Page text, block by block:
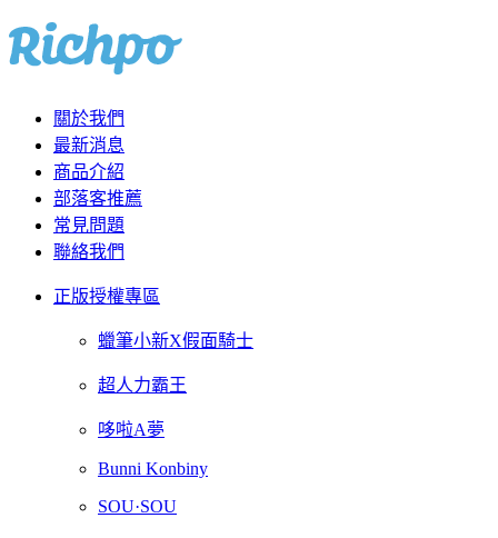
關於我們
最新消息
商品介紹
部落客推薦
常見問題
聯絡我們
正版授權專區
蠟筆小新X假面騎士
超人力霸王
哆啦A夢
Bunni Konbiny
SOU·SOU